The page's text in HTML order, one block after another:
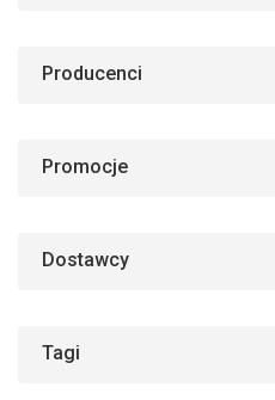
Producenci
Promocje
Dostawcy
Tagi